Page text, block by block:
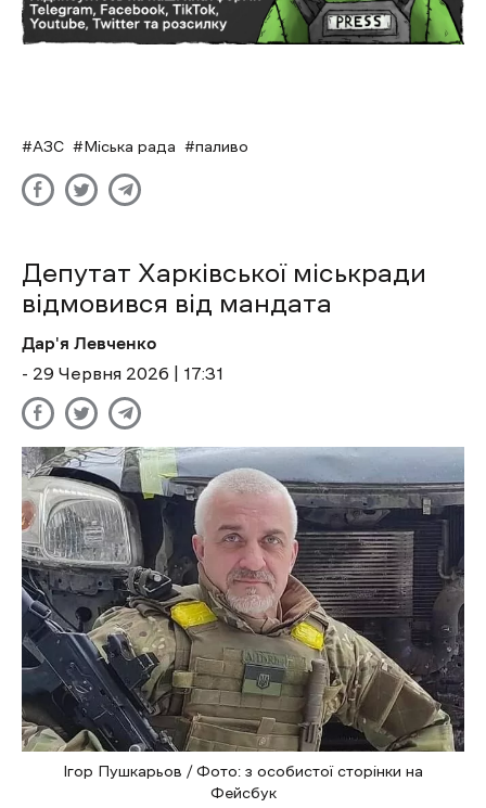
АЗС Міська рада паливо
Депутат Харківської міськради
відмовився від мандата
Дар'я Левченко
- 29 Червня 2026 | 17:31
Ігор Пушкарьов / Фото: з особистої сторінки на
Фейсбук